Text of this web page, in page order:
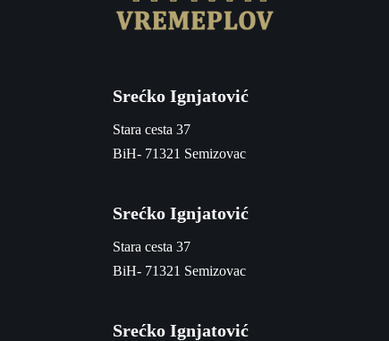
Srećko Ignjatović
Stara cesta 37
BiH- 71321 Semizovac
Srećko Ignjatović
Stara cesta 37
BiH- 71321 Semizovac
Srećko Ignjatović